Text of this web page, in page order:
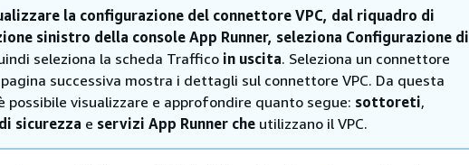
la configurazione del connettore VPC, dal riquadro di
sinistro della console App Runner, seleziona Configurazione di
seleziona la scheda Traffico in uscita. Seleziona un connettore
pagina successiva mostra i dettagli sul connettore VPC. Da questa
possibile visualizzare e approfondire quanto segue: sottoreti,
sicurezza e servizi App Runner che utilizzano il VPC.